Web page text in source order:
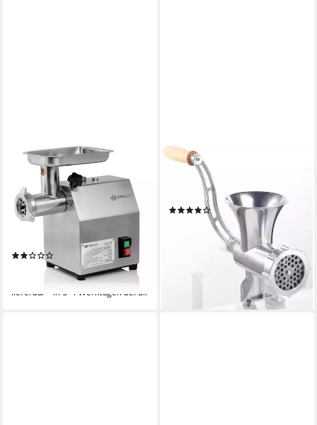
MAHLZEIT
Fleischwolf Profi Edelstahl
Fleischwolf elektrisch, 250W
- 75kg/h, Wurstfüller
179,95 €
mtl. in 12 Raten
lieferbar - in 3-4 Werktagen bei dir
GSW
Fleischwolf Nr. 8
Betriebsart
(283)
lieferbar - in 3-4 Werktagen bei dir